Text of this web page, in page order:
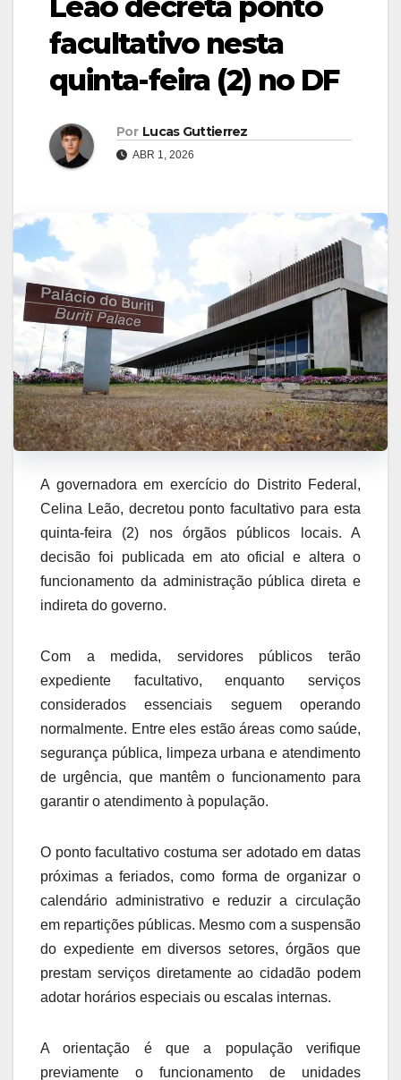
facultativo nesta
quinta-feira (2) no DF
Por Lucas Guttierrez
ABR 1, 2026
A governadora em exercício do Distrito Federal,
Celina Leão, decretou ponto facultativo para esta
quinta-feira (2) nos órgãos públicos locais. A
decisão foi publicada em ato oficial e altera o
funcionamento da administração pública direta e
indireta do governo.
Com a medida, servidores públicos terão
expediente facultativo, enquanto serviços
considerados essenciais seguem operando
normalmente. Entre eles estão áreas como saúde,
segurança pública, limpeza urbana e atendimento
de urgência, que mantêm o funcionamento para
garantir o atendimento à população.
O ponto facultativo costuma ser adotado em datas
próximas a feriados, como forma de organizar o
calendário administrativo e reduzir a circulação
em repartições públicas. Mesmo com a suspensão
do expediente em diversos setores, órgãos que
prestam serviços diretamente ao cidadão podem
adotar horários especiais ou escalas internas.
A orientação é que a população verifique
previamente o funcionamento de unidades